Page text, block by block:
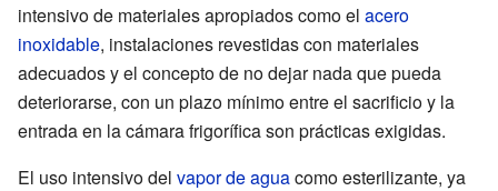
intensivo de materiales apropiados como el acero
inoxidable, instalaciones revestidas con materiales
adecuados y el concepto de no dejar nada que pueda
deteriorarse, con un plazo mínimo entre el sacrificio y la
entrada en la cámara frigorífica son prácticas exigidas.
El uso intensivo del vapor de aguacomo esterilizante, ya